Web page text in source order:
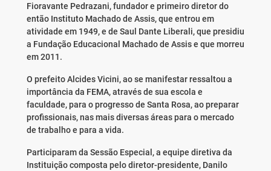
Fioravante Pedrazani, fundador e primeiro diretor do
então Instituto Machado de Assis, que entrou em
atividade em 1949, e de Saul Dante Liberali, que presidiu
a Fundação Educacional Machado de Assis e que morreu
em 2011.
O prefeito Alcides Vicini, ao se manifestar ressaltou a
importância da FEMA, através de sua escola e
faculdade, para o progresso de Santa Rosa, ao preparar
profissionais, nas mais diversas áreas para o mercado
de trabalho e para a vida.
Participaram da Sessão Especial, a equipe diretiva da
Instituição composta pelo diretor-presidente, Danilo